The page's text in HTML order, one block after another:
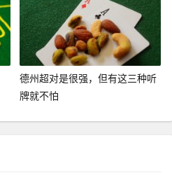
德州超对是很强，但有这三种听
牌就不怕